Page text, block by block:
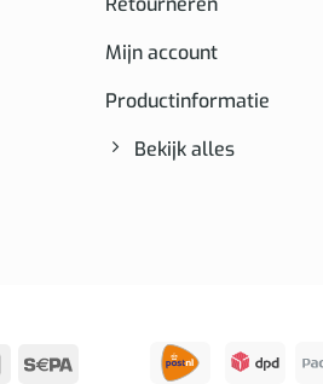
Mijn account
Productinformatie
Bekijk alles
Bancontact
Sepa